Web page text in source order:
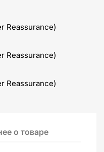
Reassurance)
Reassurance)
Reassurance)
о товаре